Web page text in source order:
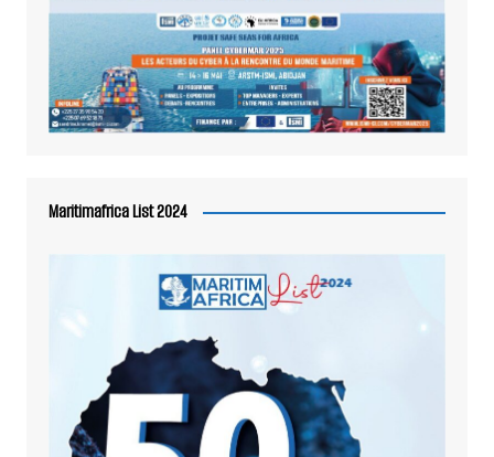
Maritimafrica List 2024